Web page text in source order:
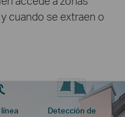
cuando se extraen o
Detección de